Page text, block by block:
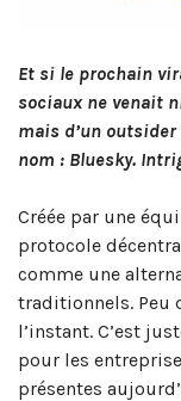
Et si le prochain
sociaux ne venait
mais d’un
nom : Bluesky.
Créée par une
protocole
comme une
traditionnels. Peu
l’instant. C’est
pour les
présentes